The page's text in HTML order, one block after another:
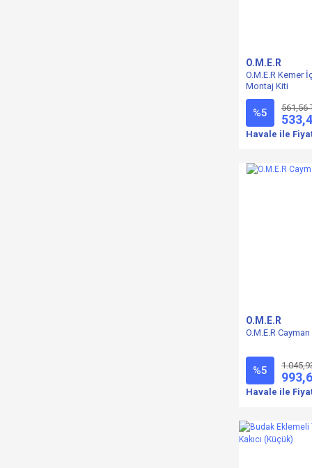
O.M.E.R
O.M.E.R Kemer
Montaj Kiti
%5 561,56
Havale ile
O.M.E.R
O.M.E.R
%5
Havale ile